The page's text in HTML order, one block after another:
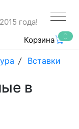
года!
Корзина 0
/ Вставки
в